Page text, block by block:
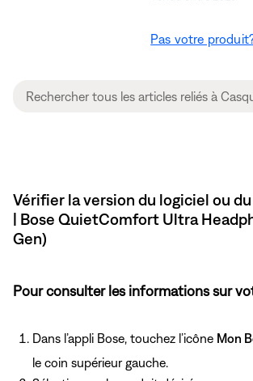
Pas votre
Vérifier la version du logiciel ou
| Bose QuietComfort Ultra
Gen)
Pour consulter les informations sur
Dans l’appli Bose, touchez l’icône Mon
le coin supérieur gauche.